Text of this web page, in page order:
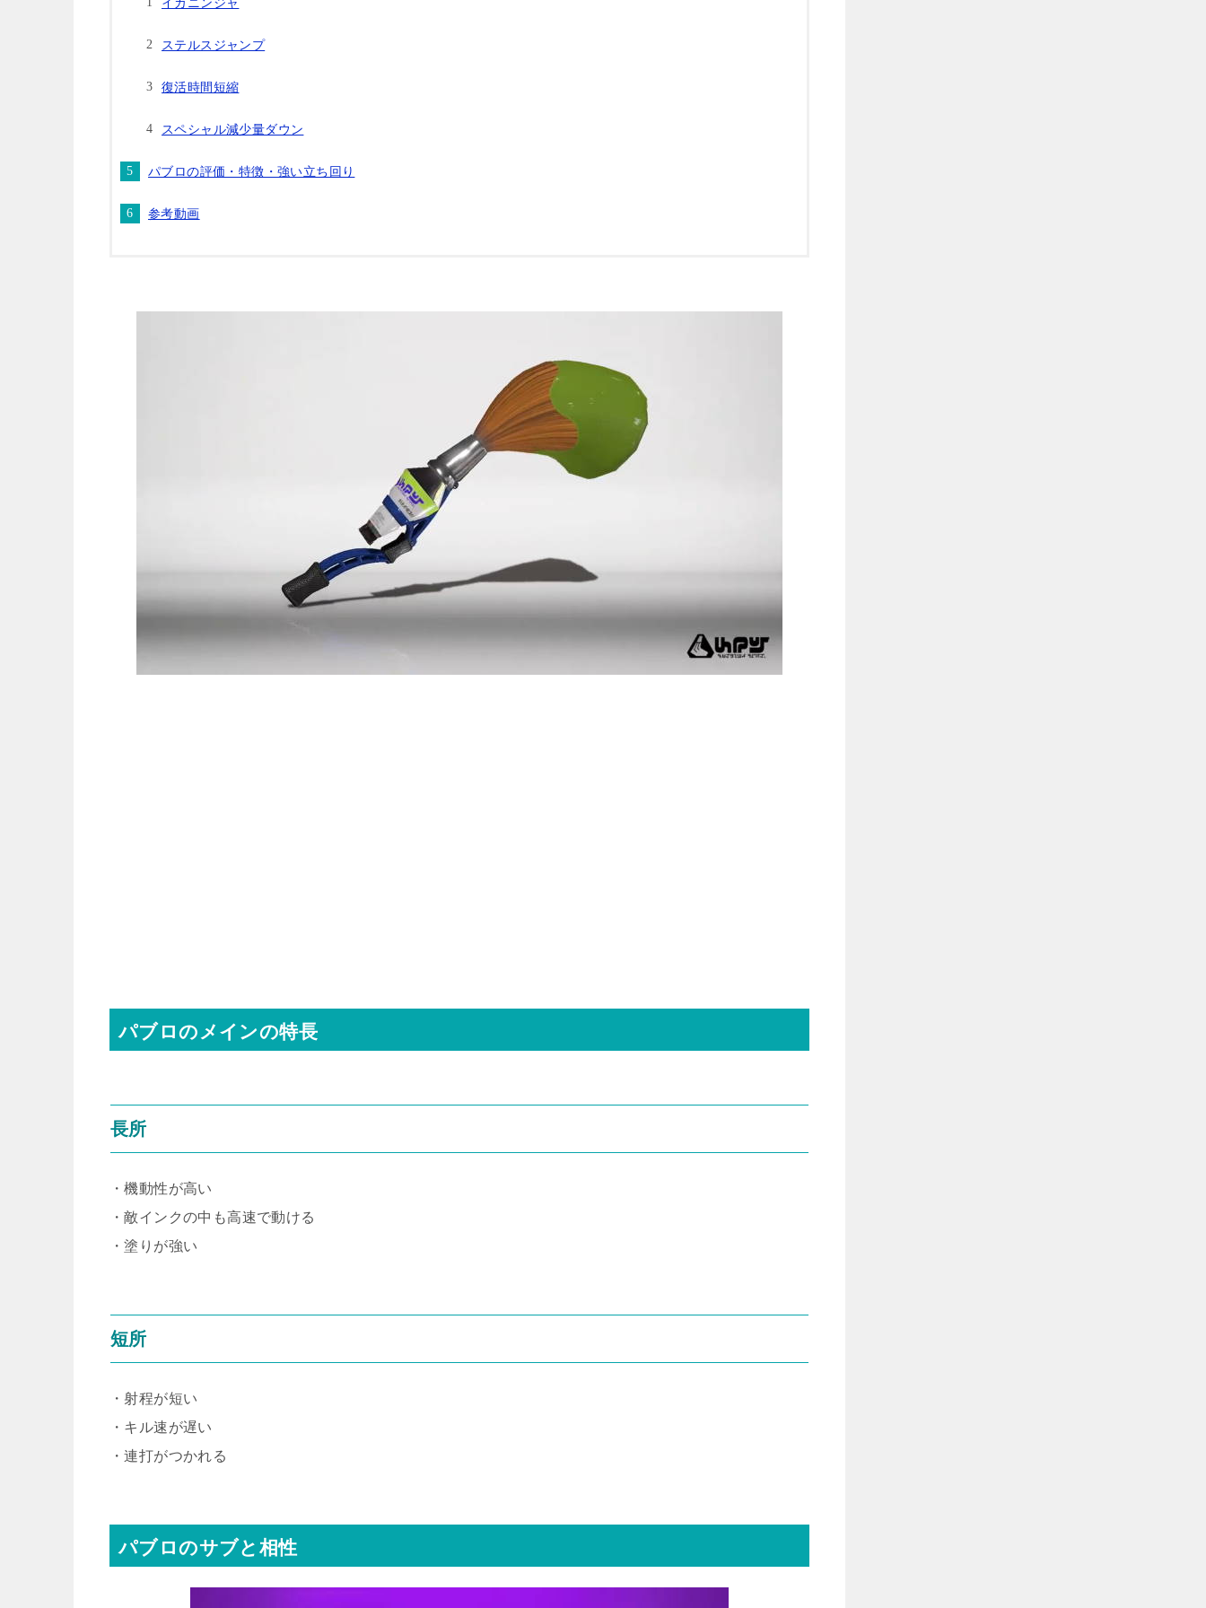
イカニンジャ
ステルスジャンプ
復活時間短縮
スペシャル減少量ダウン
パブロの評価・特徴・強い立ち回り
参考動画
パブロのメインの特長
長所
・機動性が高い
・敵インクの中も高速で動ける
・塗りが強い
短所
・射程が短い
・キル速が遅い
・連打がつかれる
パブロのサブと相性